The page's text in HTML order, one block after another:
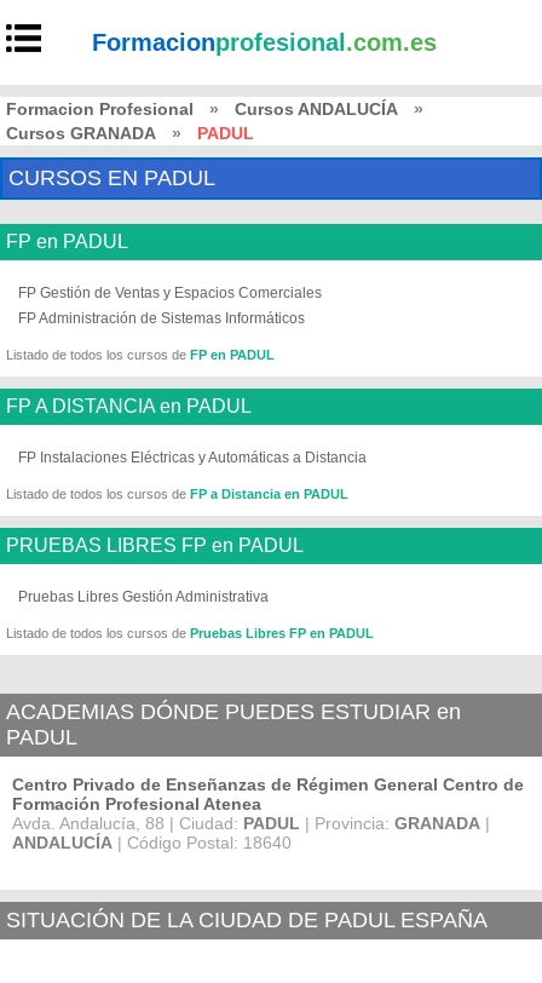
Formacionprofesional .com.es
Formacion Profesional » Cursos ANDALUCÍA
»
Cursos GRANADA
» PADUL
CURSOS EN PADUL
FP en PADUL
FP Gestión de Ventas y Espacios Comerciales
FP Administración de Sistemas Informáticos
Listado de todos los cursos de FP en PADUL
FP A DISTANCIA en PADUL
FP Instalaciones Eléctricas y Automáticas a Distancia
Listado de todos los cursos de FP a Distancia en PADUL
PRUEBAS LIBRES FP en PADUL
Pruebas Libres Gestión Administrativa
Listado de todos los cursos de Pruebas Libres FP en PADUL
ACADEMIAS DÓNDE PUEDES ESTUDIAR en
PADUL
Centro Privado de Enseñanzas de Régimen General Centro de
Formación Profesional Atenea
Avda. Andalucía, 88 | Ciudad: PADUL | Provincia: GRANADA |
ANDALUCÍA | Código Postal: 18640
SITUACIÓN DE LA CIUDAD DE PADUL ESPAÑA